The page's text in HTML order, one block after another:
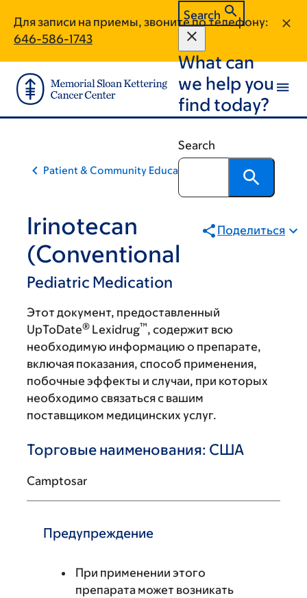
main
content
footer
Для записи на приемы, звоните по телефону:
646-586-1743
Search
What can
we help you
find today?
Search
Patient & Community Education
Irinotecan
(Conventional
Pediatric Medication
Поделиться
Этот документ, предоставленный
UpToDate® Lexidrug™, содержит всю
необходимую информацию о препарате,
включая показания, способ применения,
побочные эффекты и случаи, при которых
необходимо связаться с вашим
поставщиком медицинских услуг.
Торговые наименования: США
Camptosar
Предупреждение
При применении этого
препарата может возникать